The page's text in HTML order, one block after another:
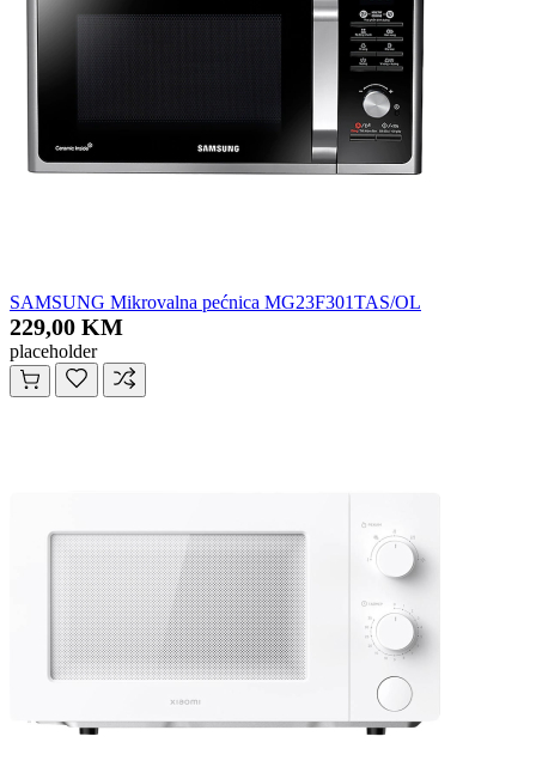
SAMSUNG Mikrovalna pećnica MG23F301TAS/OL
229,00 KM
placeholder